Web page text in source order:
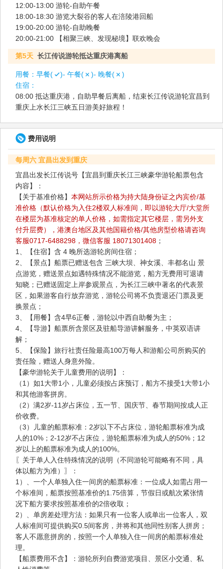
12:00-13:00 游轮-自助午餐
18:00-18:30 游览大裂谷的客人在涪陵港回船
19:00-20:00 游轮-自助晚餐
20:00-21:00 【相聚三峡、发现秘境】联欢晚会
第5天 长江传说游轮抵达重庆港离船
用餐： 早餐( )- 午餐( )- 晚餐(
)
住宿：
08:00 抵达重庆港，自助早餐后离船，结束长江传说游轮宜昌到
重庆上水长江三峡五日游美好旅程！
费用说明
每周六 宜昌出发到重庆
宜昌出发长江传说号【宜昌到重庆长江三峡豪华游轮船票包含
内容】：
【关于基准价格】 本网站所示价格为持大陆身份证之内宾价/基
准价格（默认价格为入住2楼双人标准间，即以游轮大厅/大堂所
在楼层为基准核定的单人价格，如需指定其它楼层，需另外支
付升层费），港澳台地区及其他国籍价格/其他房型价格请咨询
客服0717-6488298，微信客服 18071301408 ；
1、【住宿】含 4 晚所选游轮房间住宿；
2、【景点】船票已赠送包含 三峡大坝、神女溪、丰都名山 景
点游览，赠送景点如遇特殊情况不能游览，船方无费用可退请
知晓；已赠送固定上岸参观景点，为长江三峡中著名的代表景
区，如果游客自行放弃游览，游轮公司将不负责退还门票及更
换景点；
3、【用餐】含4早6正餐，游轮以中西自助餐为主；
4、【导游】船票所含景区及驻船导游讲解服务，中英双语讲
解；
5、【保险】旅行社责任险最高100万每人和游船公司所购买的
责任险，赠送人身意外险。
【豪华游轮关于儿童费用的说明】：
（1）如1大带1小，儿童必须按占床预订，船方不接受1大带1小
和其他游客拼房。
（2）满2岁-11岁占床位，五一节、国庆节、春节期间按成人正
价收费。
（3）儿童的船票标准：2岁以下不占床位，游轮船票标准为成
人的10%；2-12岁不占床位，游轮船票标准为成人的50%；12
岁以上的船票标准为成人的100%。
〖关于单人入住特殊情况的说明（不同游轮可能略有不同，具
体以船方为准）〗：
1）、一个人单独入住一间房的船票标准：一位成人如需占用一
个标准间，船票按照基准价的1.75倍算，节假日或航次紧张情
况下船方要求按照基准价的2倍收取；
2）、单房差处理方法：如果只有一位客人或单出一位客人，双
人标准间可提供购买0.5间客房，并将和其他同性别客人拼房；
客人不愿意拼房的，按照一个人单独入住一间房的船票标准处
理。
【船票费用不含】：游轮所列自费游览项目、景区小交通、私